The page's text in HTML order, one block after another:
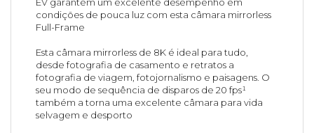
condições de pouca luz com esta câmara mirrorless
Full-Frame
Esta câmara mirrorless de 8K é ideal para tudo,
desde fotografia de casamento e retratos a
fotografia de viagem, fotojornalismo e paisagens. O
seu modo de sequência de disparos de 20 fps¹
também a torna uma excelente câmara para vida
selvagem e desporto